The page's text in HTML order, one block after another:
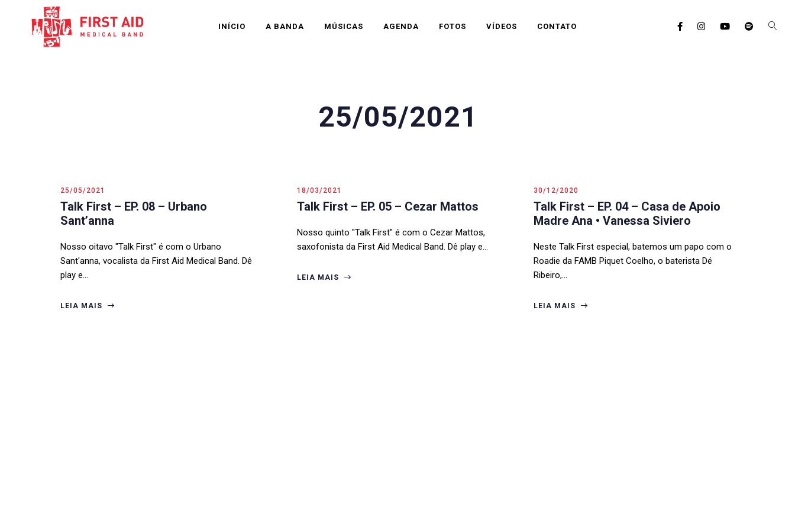
INÍCIO A BANDA MÚSICAS AGENDA FOTOS VÍDEOS CONTATO
25/05/2021
25/05/2021
Talk First – EP. 08 – Urbano
Sant’anna
Nosso oitavo "Talk First" é com o Urbano
Sant'anna, vocalista da First Aid Medical Band. Dê
play e…
LEIA MAIS
18/03/2021
Talk First – EP. 05 – Cezar Mattos
Nosso quinto "Talk First" é com o Cezar Mattos,
saxofonista da First Aid Medical Band. Dê play e…
LEIA MAIS
30/12/2020
Talk First – EP. 04 – Casa de Apoio
Madre Ana • Vanessa Siviero
Neste Talk First especial, batemos um papo com o
Roadie da FAMB Piquet Coelho, o baterista Dé
Ribeiro,…
LEIA MAIS